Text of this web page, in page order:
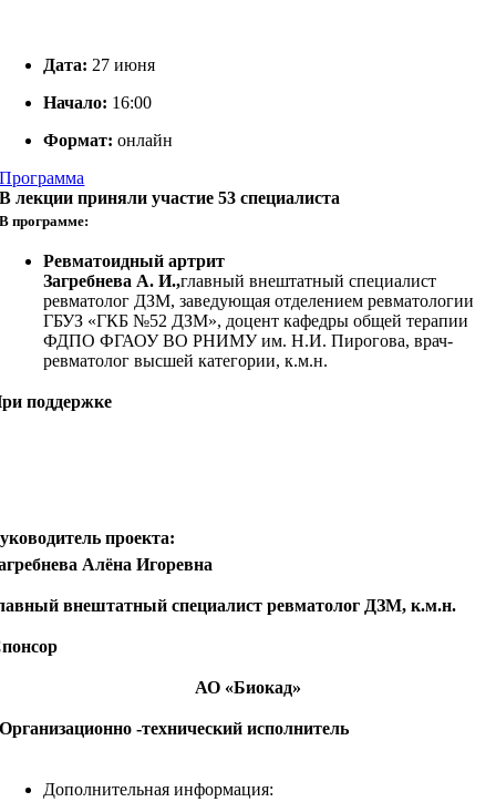
Дата: 27 июня
Начало: 16:00
Формат:онлайн
Программа
В лекции приняли участие 53 специалиста
В программе:
Ревматоидный артрит
Загребнева А. И.,главный внештатный специалист
ревматолог ДЗМ, заведующая отделением ревматологии
ГБУЗ «ГКБ №52 ДЗМ», доцент кафедры общей терапии
ФДПО ФГАОУ ВО РНИМУ им. Н.И. Пирогова, врач-
ревматолог высшей категории, к.м.н.
поддержке
проекта:
Алёна Игоревна
внештатный специалист ревматолог ДЗМ, к.м.н.
АО «Биокад»
Организационно -технический исполнитель
Дополнительная информация: